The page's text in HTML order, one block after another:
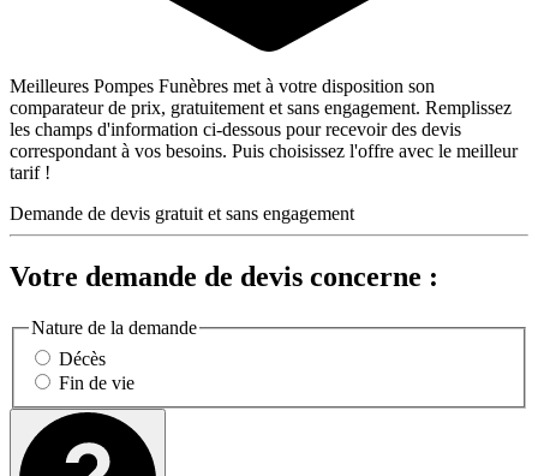
Meilleures Pompes Funèbres met à votre disposition son
comparateur de prix, gratuitement et sans engagement. Remplissez
les champs d'information ci-dessous pour recevoir des devis
correspondant à vos besoins. Puis choisissez l'offre avec le meilleur
tarif !
Demande de devis gratuit et sans engagement
Votre demande de devis concerne :
Nature de la demande
Décès
Fin de vie